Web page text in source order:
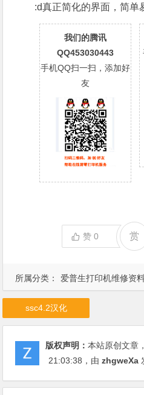
所属分类： 爱普生打印机维修资
:d真正简化的界面，简单
我们的腾讯
QQ453030443
手机QQ扫一扫，添加好
友
赞0 赏
ssc4.2汉化
版权声明：本站原创文章
21:03:38 ，由zhgweXa